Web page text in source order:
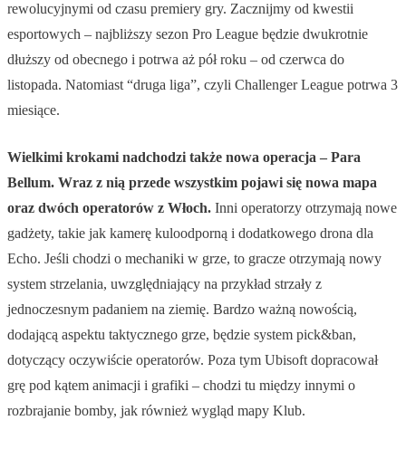
rewolucyjnymi od czasu premiery gry. Zacznijmy od kwestii
esportowych – najbliższy sezon Pro League będzie dwukrotnie
dłuższy od obecnego i potrwa aż pół roku – od czerwca do
listopada. Natomiast “druga liga”, czyli Challenger League potrwa 3
miesiące.
Wielkimi krokami nadchodzi także nowa operacja – Para
Bellum. Wraz z nią przede wszystkim pojawi się nowa mapa
oraz dwóch operatorów z Włoch. Inni operatorzy otrzymają nowe
gadżety, takie jak kamerę kuloodporną i dodatkowego drona dla
Echo. Jeśli chodzi o mechaniki w grze, to gracze otrzymają nowy
system strzelania, uwzględniający na przykład strzały z
jednoczesnym padaniem na ziemię. Bardzo ważną nowością,
dodającą aspektu taktycznego grze, będzie system pick&ban,
dotyczący oczywiście operatorów. Poza tym Ubisoft dopracował
grę pod kątem animacji i grafiki – chodzi tu między innymi o
rozbrajanie bomby, jak również wygląd mapy Klub.